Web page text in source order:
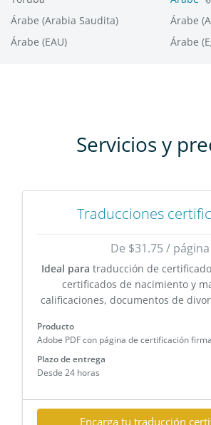
Árabe (Arabia Saudita)
Árabe
Árabe (EAU)
Árabe
Servicios y
Traducciones
De $31.75 / página
Ideal para traducción de
certificados de nacimiento y
calificaciones, documentos de
Producto
Adobe PDF con página de certificación
Plazo de entrega
Desde 24 horas
Encarga tu traducción